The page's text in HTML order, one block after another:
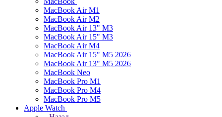
MacBook Air M1
MacBook Air M2
MacBook Air 13" M3
MacBook Air 15" M3
MacBook Air M4
MacBook Air 15" М5 2026
MacBook Air 13" М5 2026
MacBook Neo
MacBook Pro M1
MacBook Pro M4
MacBook Pro M5
Apple Watch